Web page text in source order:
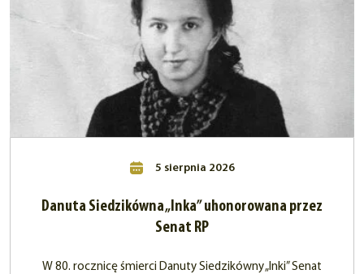
5 sierpnia 2026
Danuta Siedzikówna „Inka” uhonorowana przez
Senat RP
W 80. rocznicę śmierci Danuty Siedzikówny „Inki” Senat